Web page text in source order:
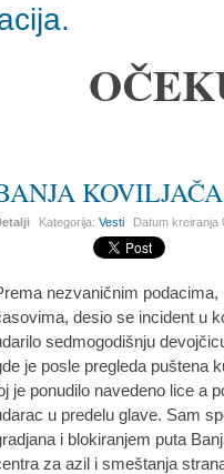
Kategorija:Vesti Datum kreiranja
nezvaničnim
desio se incident u
sedmogodišnju
je posle pregleda puštena
je ponudilo navedeno lice a
u predelu glave. Sam
i blokiranjem puta
za azil i smeštanja